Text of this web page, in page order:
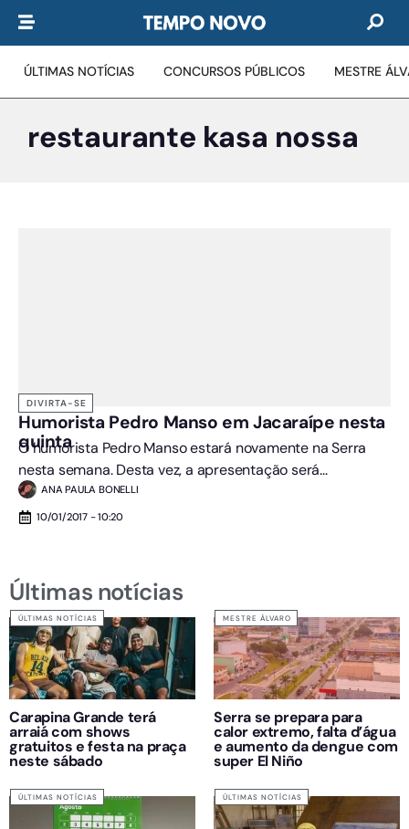
ÚLTIMAS NOTÍCIAS CONCURSOS PÚBLICOS MESTRE
restaurante kasa nossa
DIVIRTA-SE
Humorista Pedro Manso em Jacaraípe nesta
quinta
O humorista Pedro Manso estará novamente na Serra
nesta semana. Desta vez, a apresentação será...
ANA PAULA BONELLI
10/01/2017 - 10:20
Últimas notícias
ÚLTIMAS NOTÍCIAS
Carapina Grande terá
arraiá com shows
gratuitos e festa na praça
neste sábado
MESTRE ÁLVARO
Serra se prepara para
calor extremo, falta d’água
e aumento da dengue com
super El Niño
ÚLTIMAS NOTÍCIAS ÚLTIMAS NOTÍCIAS